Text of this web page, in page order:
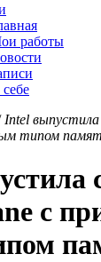
работы
Intel
типом
с